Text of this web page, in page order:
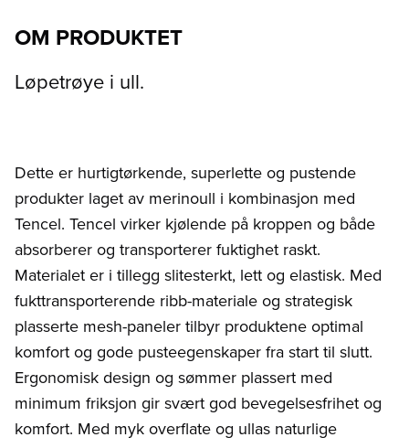
OM PRODUKTET
Løpetrøye i ull.
Dette er hurtigtørkende, superlette og pustende
produkter laget av merinoull i kombinasjon med
Tencel. Tencel virker kjølende på kroppen og både
absorberer og transporterer fuktighet raskt.
Materialet er i tillegg slitesterkt, lett og elastisk. Med
fukttransporterende ribb-materiale og strategisk
plasserte mesh-paneler tilbyr produktene optimal
komfort og gode pusteegenskaper fra start til slutt.
Ergonomisk design og sømmer plassert med
minimum friksjon gir svært god bevegelsesfrihet og
komfort. Med myk overflate og ullas naturlige